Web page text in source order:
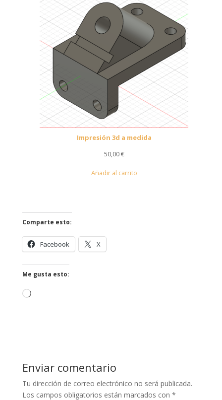
Impresión 3d a medida
50,00€
Añadir al carrito
Comparte esto:
Facebook X
Me gusta esto:
Cargando...
Enviar comentario
Tu dirección de correo electrónico no será publicada.
Los campos obligatorios están marcados con *